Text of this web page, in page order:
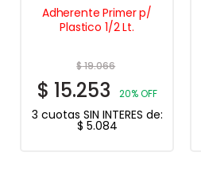
Adherente Primer p/
Plastico 1/2 Lt.
$19.066
$ 15.253 20% OFF
3 cuotas SIN INTERES de:
$ 5.084